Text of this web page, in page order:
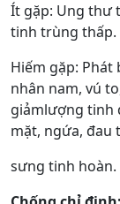
Ít gặp: Ung thư
tinh trùng thấp.
Hiếm gặp: Phát
nhân nam, vú
giảmlượng tinh
mặt, ngứa, đau
sưng tinh hoàn.